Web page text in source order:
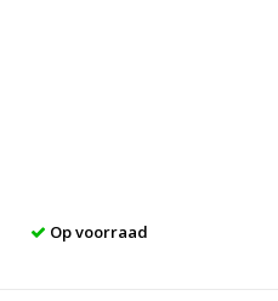
Op voorraad